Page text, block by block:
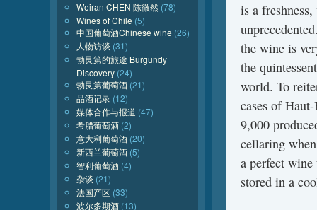
is a
the wine is
the
world. To
cases of
9,000
cellaring
a perfect
stored in a
Weiran CHEN 陈微然 (78)
Wines of Chile (5)
中国葡萄酒Chinese wine (26)
人物访谈 (31)
勃艮第的旅途 Burgundy
Discovery (24)
勃艮第葡萄酒 (21)
品酒记录 (12)
媒体合作与报道 (47)
希腊葡萄酒 (2)
意大利葡萄酒 (20)
新西兰葡萄酒 (5)
智利葡萄酒 (4)
杂谈 (21)
法国产区 (33)
波尔多期酒 (13)